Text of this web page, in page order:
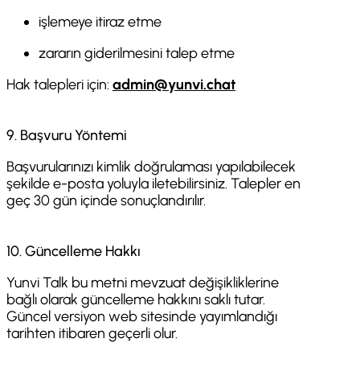
işlemeye itiraz etme
zararın giderilmesini talep etme
Hak talepleri için: admin@yunvi.chat
9. Başvuru Yöntemi
Başvurularınızı kimlik doğrulaması yapılabilecek
şekilde e-posta yoluyla iletebilirsiniz. Talepler en
geç 30 gün içinde sonuçlandırılır.
10. Güncelleme Hakkı
Yunvi Talk bu metni mevzuat değişikliklerine
bağlı olarak güncelleme hakkını saklı tutar.
Güncel versiyon web sitesinde yayımlandığı
tarihten itibaren geçerli olur.